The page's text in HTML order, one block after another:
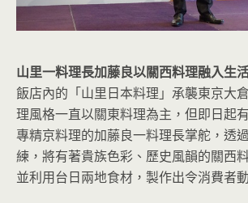
山里一料理長加藤良以關西料理融入生
飯店內的「山里日本料理」承襲東京大
理風格一直以關東料理為主，但即日起
專精京料理的加藤良一料理長掌舵，透
練，將有著貴族色彩、歷史風韻的關西
並利用台日兩地食材，製作出令消費者